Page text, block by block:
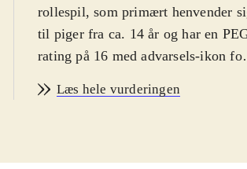
rollespil, som primært henvender
til piger fra ca. 14 år og har en
rating på 16 med advarsels-ikon for
Spillets hovedperson er den
ude på landet. Hendes bedstefar er
Læs hele vurderingen